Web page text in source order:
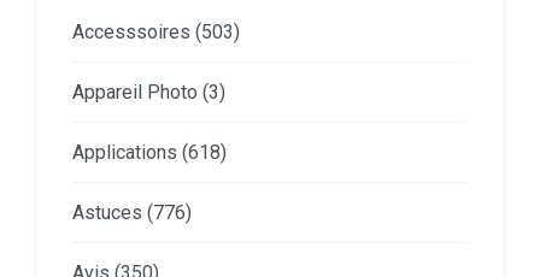
Accesssoires (503)
Appareil Photo (3)
Applications (618)
Astuces (776)